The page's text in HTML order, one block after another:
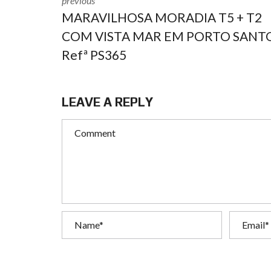
MARAVILHOSA MORADIA T5 + T2
COM VISTA MAR EM PORTO
Refª PS365
LEAVE A REPLY